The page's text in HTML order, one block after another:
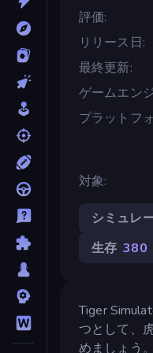
評価
リリース日
最終更新
ゲームエン
プラットフ
対象
シミュレ
生存 380
Tiger
つとして、
めましょう。